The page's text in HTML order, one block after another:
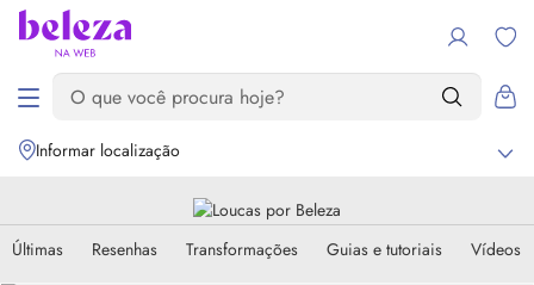
Informar localização
Últimas Resenhas Transformações Guias e tutoriais Vídeos